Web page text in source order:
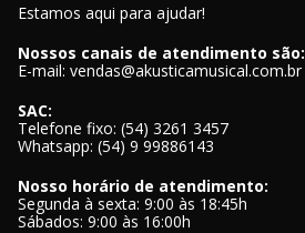
Estamos aqui para ajudar!
Nossos canais de atendimento são:
E-mail: vendas@akusticamusical.com.br
SAC:
Telefone fixo: (54) 3261 3457
Whatsapp: (54) 9 99886143
Nosso horário de atendimento:
Segunda à sexta: 9:00 às 18:45h
Sábados: 9:00 às 16:00h